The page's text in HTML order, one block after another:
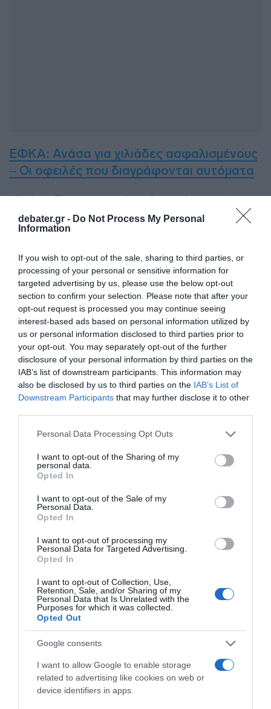
debater.gr - Do Not Process My Personal
Information
If you wish to opt-out of the sale, sharing to third parties, or
processing of your personal or sensitive information for
targeted advertising by us, please use the below opt-out
section to confirm your selection. Please note that after your
opt-out request is processed you may continue seeing
interest-based ads based on personal information utilized by
us or personal information disclosed to third parties prior to
your opt-out. You may separately opt-out of the further
disclosure of your personal information by third parties on the
IAB’s list of downstream participants. This information may
also be disclosed by us to third parties on the IAB’s List of
Downstream Participants that may further disclose it to other
Please note that this website/app uses one or more Google
not limited to your visit or usage behaviour. You may click to
grant or deny consent to Google and its third-party tags to
use your data for below specified purposes in below Google
consent section.
Personal Data Processing Opt Outs
I want to opt-out of the Sharing of my
personal data.
Opted In
I want to opt-out of the Sale of my
Personal Data.
Opted In
I want to opt-out of processing my
Personal Data for Targeted Advertising.
Opted In
I want to opt-out of Collection, Use,
Retention, Sale, and/or Sharing of my
Personal Data that Is Unrelated with the
Purposes for which it was collected.
Opted Out
Google consents
I want to allow Google to enable storage
related to advertising like cookies on web or
device identifiers in apps.
ΕΦΚΑ: Ανάσα για χιλιάδες ασφαλισμένους
– Οι οφειλές που διαγράφονται αυτόματα
Ηλιάνα Παπαγεωργίου: Ανακοίνωσε ότι
παντρεύεται – Το βίντεο με το
εντυπωσιακό μονόπετρο
ΔΙΑΦΗΜΙΣΗ
Προσθήκη ως προτεινόμενη
Ακολούθησε το debater.gr στο
Google News
και μάθετε πρώτοι όλες τις ειδήσεις
Share Tweet
ΗΘΟΠΟΙΟΙ
ΝΟΣΟΚΟΜΕΙΟ
ΠΕΙΡΑΤΕΣ ΤΗΣ ΚΑΡΑΙΒΙΚΗΣ ΤΖΟΝΙ ΝΤΕΠ